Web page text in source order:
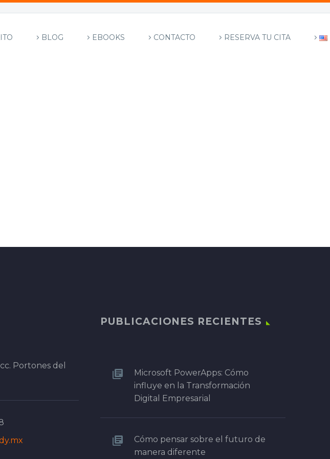
BLOG EBOOKS CONTACTO RESERVA TU CITA
Portones del
PUBLICACIONES RECIENTES
Microsoft PowerApps: Cómo
influye en la Transformación
Digital Empresarial
Cómo pensar sobre el futuro de
manera diferente